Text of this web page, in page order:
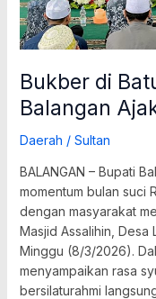
Bukber di
Balangan
Daerah / Sultan
BALANGAN – Bupati
momentum bulan suci
dengan masyarakat
Masjid Assalihin, Desa
Minggu (8/3/2026).
menyampaikan rasa
bersilaturahmi